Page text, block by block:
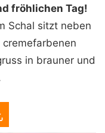
fröhlichen Tag!
Schal sitzt neben
in brauner und